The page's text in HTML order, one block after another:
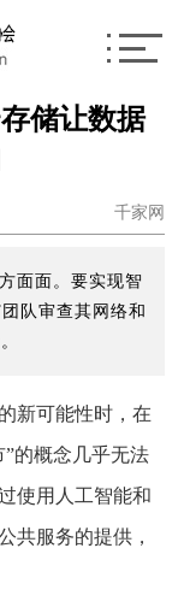
储让数据
千家网
面面。要实现智
队审查其网络和
新可能性时，在
的概念几乎无法
使用人工智能和
共服务的提供，